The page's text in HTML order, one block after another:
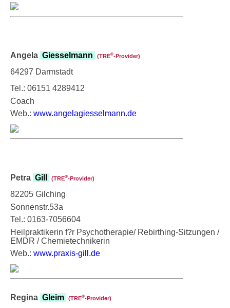
Angela Giesselmann (TRE®‑Provider)
64297 Darmstadt
Tel.: 06151 4289412
Coach
Web.: www.angelagiesselmann.de
Petra Gill (TRE®‑Provider)
82205 Gilching
Sonnenstr.53a
Tel.: 0163-7056604
Heilpraktikerin f?r Psychotherapie/ Rebirthing-Sitzungen /
EMDR / Chemietechnikerin
Web.: www.praxis-gill.de
Regina Gleim (TRE®‑Provider)